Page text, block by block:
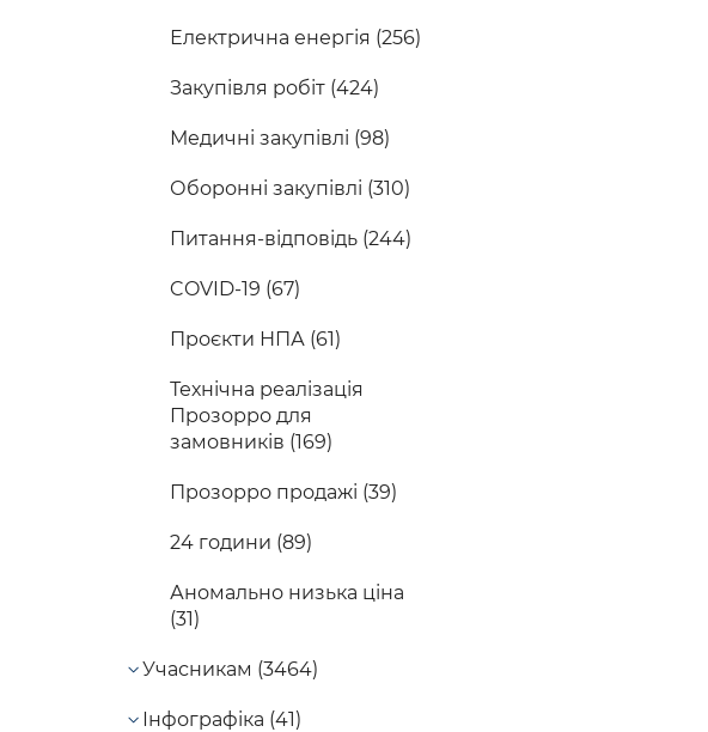
Електрична енергія (256)
Закупівля робіт (424)
Медичні закупівлі (98)
Оборонні закупівлі (310)
Питання-відповідь (244)
COVID-19 (67)
Проєкти НПА (61)
Технічна реалізація
Прозорро для
замовників (169)
Прозорро продажі (39)
24 години (89)
Аномально низька ціна
(31)
Учасникам (3464)
Інфографіка (41)